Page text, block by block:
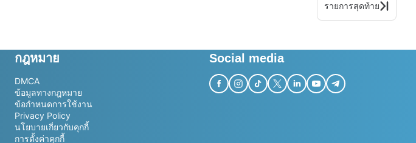
รายการสุดท้าย
กฎหมาย
DMCA
ข้อมูลทางกฎหมาย
ข้อกำหนดการใช้งาน
Privacy Policy
นโยบายเกี่ยวกับคุกกี้
การตั้งค่าคุกกี้
Social media